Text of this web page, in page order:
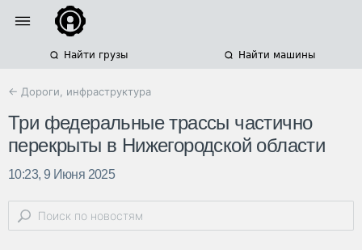
Найти грузы Найти машины
← Дороги, инфраструктура
Три федеральные трассы частично
перекрыты в Нижегородской области
10:23, 9 Июня 2025